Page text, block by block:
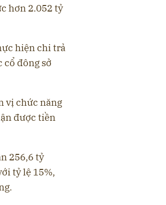
hơn 2.052 tỷ
hiện chi trả
cổ đông sở
vị chức năng
được tiền
256,6 tỷ
tỷ lệ 15%,